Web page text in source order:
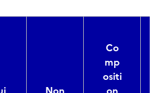
Co
mp
ositi